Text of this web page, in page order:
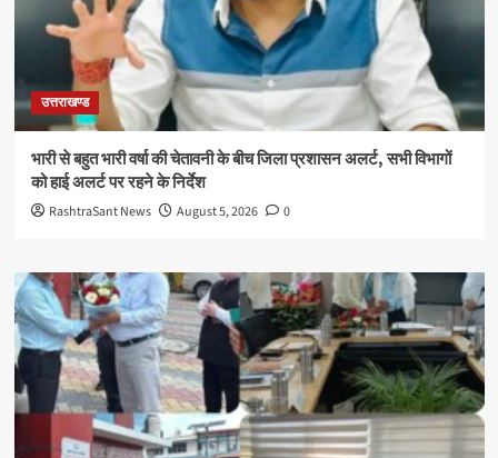
उत्तराखण्ड
भारी से बहुत भारी वर्षा की चेतावनी के बीच जिला प्रशासन अलर्ट, सभी विभागों
को हाई अलर्ट पर रहने के निर्देश
RashtraSant News August 5, 2026 0